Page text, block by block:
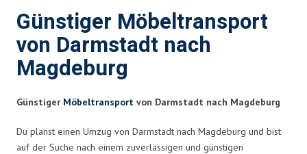
Günstiger Möbeltransport
von Darmstadt nach
Magdeburg
Günstiger Möbeltransport von Darmstadt nach Magdeburg
Du planst einen Umzug von Darmstadt nach Magdeburg und bist
auf der Suche nach einem zuverlässigen und günstigen